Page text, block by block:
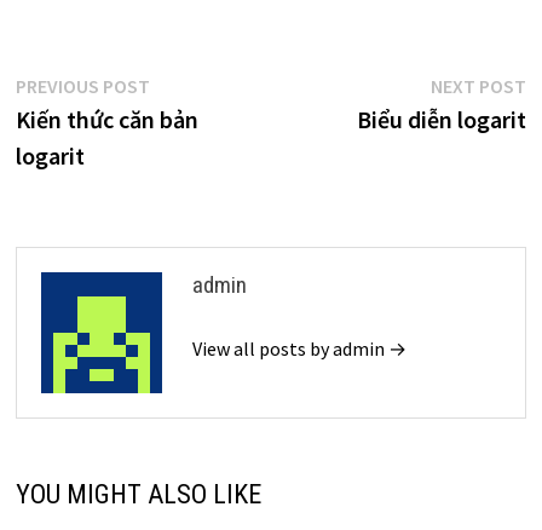
Điều
hướng
bài
PREVIOUS POSTPrevious
post:
Kiến thức căn bản
logarit
NEXT POST
Biểu diễn logarit
admin
View all posts by admin →
YOU MIGHT ALSO LIKE